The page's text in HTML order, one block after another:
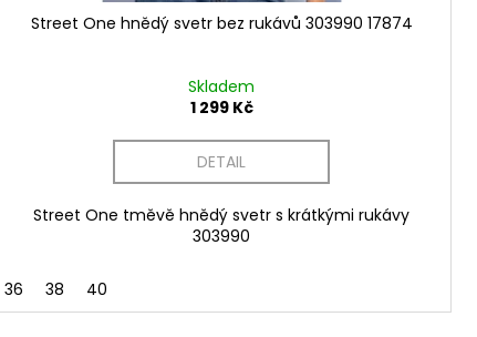
Street One hnědý svetr bez rukávů 303990 17874
Skladem
1 299 Kč
DETAIL
Street One tměvě hnědý svetr s krátkými rukávy
303990
36 38 40